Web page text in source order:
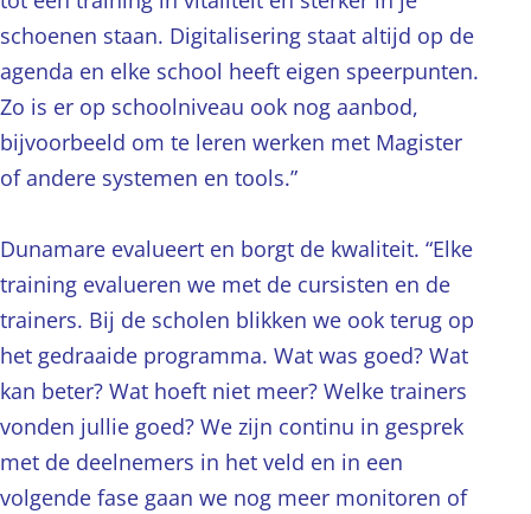
schoenen staan. Digitalisering staat altijd op de
agenda en elke school heeft eigen speerpunten.
Zo is er op schoolniveau ook nog aanbod,
bijvoorbeeld om te leren werken met Magister
of andere systemen en tools.”
Dunamare evalueert en borgt de kwaliteit. “Elke
training evalueren we met de cursisten en de
trainers. Bij de scholen blikken we ook terug op
het gedraaide programma. Wat was goed? Wat
kan beter? Wat hoeft niet meer? Welke trainers
vonden jullie goed? We zijn continu in gesprek
met de deelnemers in het veld en in een
volgende fase gaan we nog meer monitoren of